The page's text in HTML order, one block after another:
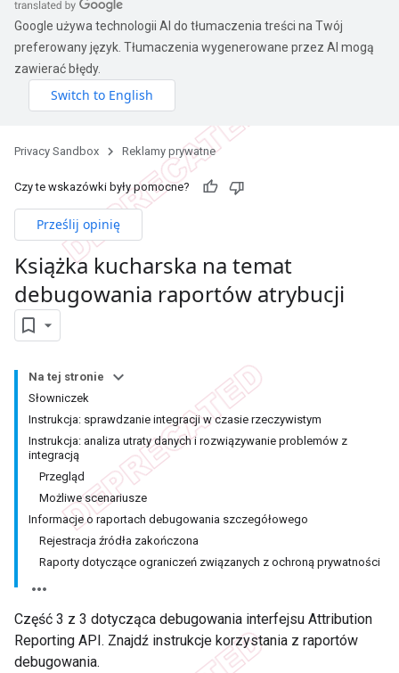
Google używa technologii AI do tłumaczenia treści na Twój
preferowany język. Tłumaczenia wygenerowane przez AI mogą
zawierać błędy.
Privacy Sandbox Reklamy prywatne
Czy te wskazówki były pomocne?
Prześlij opinię
Książka kucharska na temat
debugowania raportów atrybucji
Na tej stronie
Słowniczek
Instrukcja: sprawdzanie integracji w czasie rzeczywistym
Instrukcja: analiza utraty danych i rozwiązywanie problemów z
integracją
Przegląd
Możliwe scenariusze
Informacje o raportach debugowania szczegółowego
Rejestracja źródła zakończona
Raporty dotyczące ograniczeń związanych z ochroną prywatności
Część 3 z 3 dotycząca debugowania interfejsu Attribution
Reporting API. Znajdź instrukcje korzystania z raportów
debugowania.